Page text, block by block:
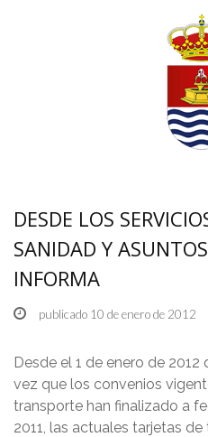
DESDE LOS
SANIDAD Y
INFORMA
publicado 10 de enero de 2012
Desde el 1 de enero de
vez que los convenios
transporte han finalizado a
2011, las actuales tarjetas